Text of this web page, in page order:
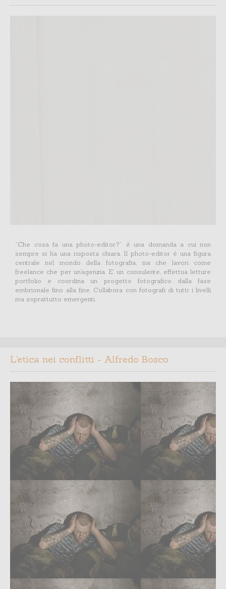
“Che cosa fa una photo-editor?” è una domanda a cui non
sempre si ha una risposta chiara. Il photo-editor è una figura
centrale nel mondo della fotografia, sia che lavori come
freelance che per un’agenzia. E’ un consulente, effettua letture
portfolio e coordina un progetto fotografico dalla fase
embrionale fino alla fine. Collabora con fotografi di tutti i livelli
ma soprattutto emergenti.
L’etica nei conflitti - Alfredo Bosco